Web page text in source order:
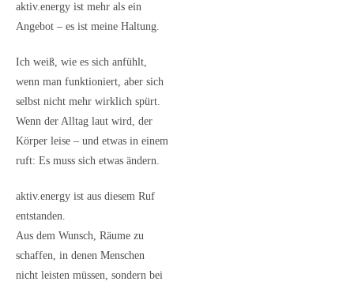
aktiv.energy ist mehr als ein
Angebot – es ist meine Haltung.
Ich weiß, wie es sich anfühlt,
wenn man funktioniert, aber sich
selbst nicht mehr wirklich spürt.
Wenn der Alltag laut wird, der
Körper leise – und etwas in einem
ruft: Es muss sich etwas ändern.
aktiv.energy ist aus diesem Ruf
entstanden.
Aus dem Wunsch, Räume zu
schaffen, in denen Menschen
nicht leisten müssen, sondern bei